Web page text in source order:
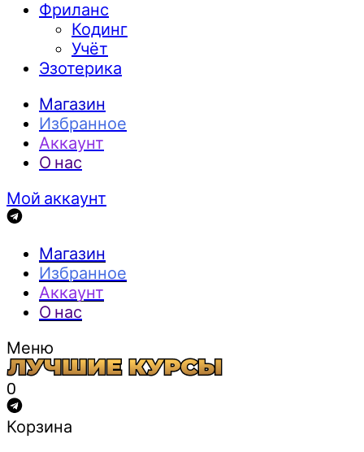
Фриланс
Кодинг
Учёт
Эзотерика
Магазин
Избранное
Аккаунт
О нас
Мой аккаунт
Магазин
Избранное
Аккаунт
О нас
Меню
0
Корзина